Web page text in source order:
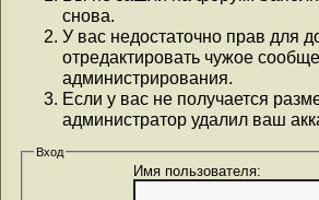
снова.
У вас недостаточно прав для
отредактировать чужое
администрирования.
Если у вас не получается
администратор удалил ваш
Вход
Имя пользователя: